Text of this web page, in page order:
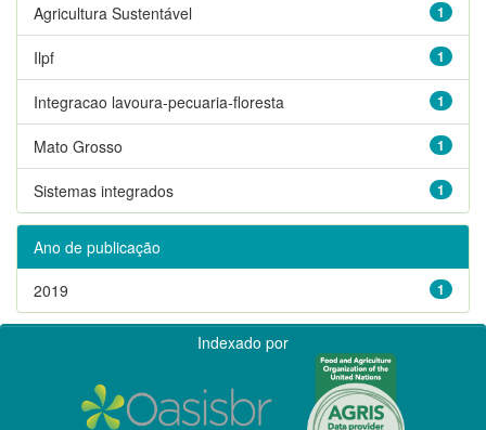
1
Agricultura Sustentável
1
Ilpf
1
Integracao lavoura-pecuaria-floresta
1
Mato Grosso
1
Sistemas integrados
Ano de publicação
1
2019
Indexado por